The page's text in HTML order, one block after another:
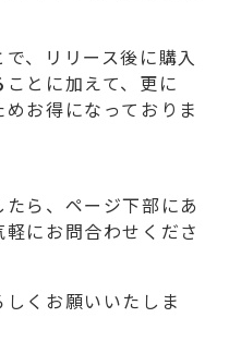
、リリース後に購入
ことに加えて、更に
めお得になっておりま
ら、ページ下部にあ
にお問合わせくださ
くお願いいたしま